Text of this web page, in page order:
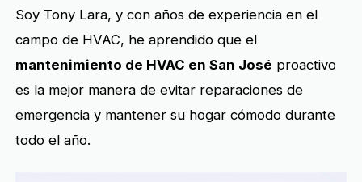
Soy Tony Lara, y con años de experiencia en el
campo de HVAC, he aprendido que el
mantenimiento de HVAC en San José proactivo
es la mejor manera de evitar reparaciones de
emergencia y mantener su hogar cómodo durante
todo el año.